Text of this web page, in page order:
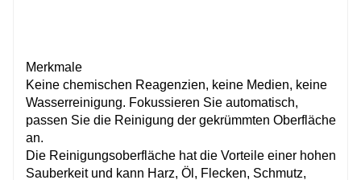
Merkmale
Keine chemischen Reagenzien, keine Medien, keine
Wasserreinigung. Fokussieren Sie automatisch,
passen Sie die Reinigung der gekrümmten Oberfläche
an.
Die Reinigungsoberfläche hat die Vorteile einer hohen
Sauberkeit und kann Harz, Öl, Flecken, Schmutz,